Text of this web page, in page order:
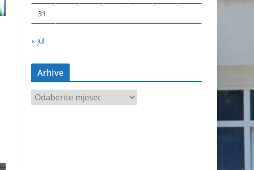
31
« jul
Arhive
A
r